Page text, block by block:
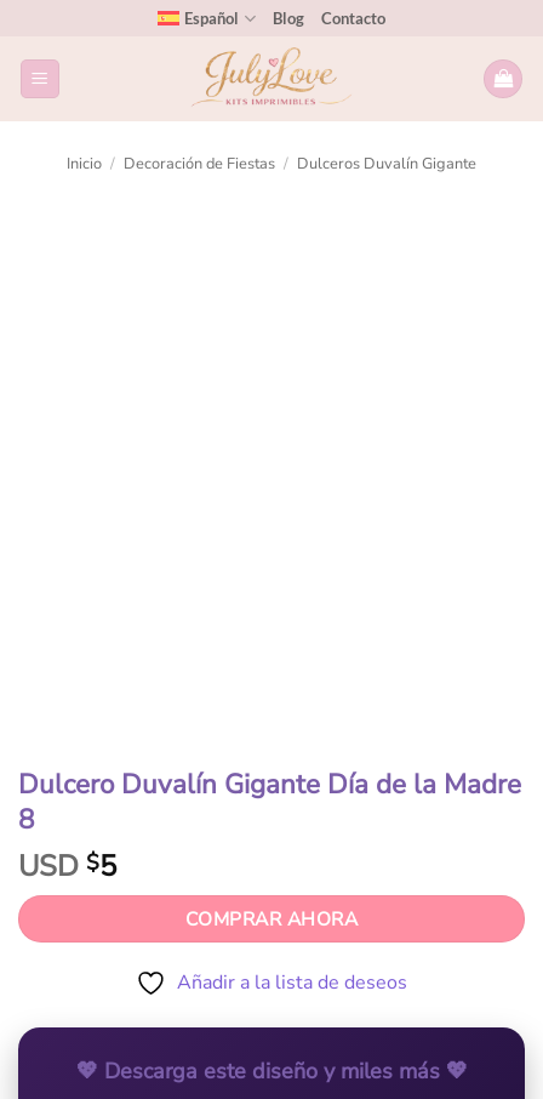
Español Blog Contacto
Inicio / Decoración de Fiestas / Dulceros Duvalín Gigante
Dulcero Duvalín Gigante Día de la Madre
8
USD $5
COMPRAR AHORA
Añadir a la lista de deseos
💖 Descarga este diseño y miles más 💖